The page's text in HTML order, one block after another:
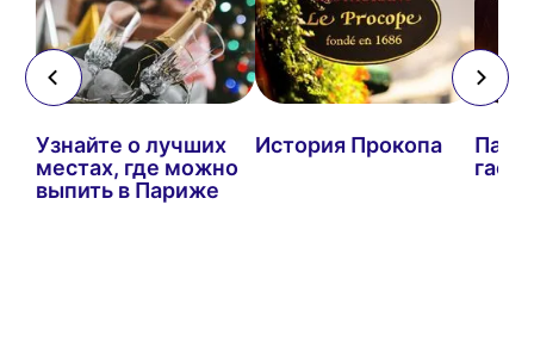
Узнайте о лучших
местах, где можно
выпить в Париже
История Прокопа